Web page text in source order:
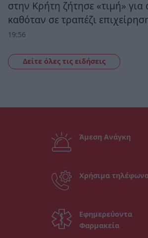
στην Κρήτη ζήτησε «τιμή»
καθόταν σε τραπέζι
19:56
Δείτε όλες τις ειδήσεις
Άμεση Ανάγκη
Χρήσιμα
Εφημερεύοντα
Φαρμακεία